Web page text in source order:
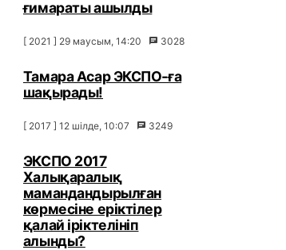
ғимараты ашылды
[ 2021 ] 29 маусым, 14:20 3028
Тамара Асар ЭКСПО-ға
шақырады!
[ 2017 ] 12 шілде, 10:07 3249
ЭКСПО 2017
Халықаралық
мамандандырылған
көрмесіне еріктілер
қалай іріктелініп
алынды?